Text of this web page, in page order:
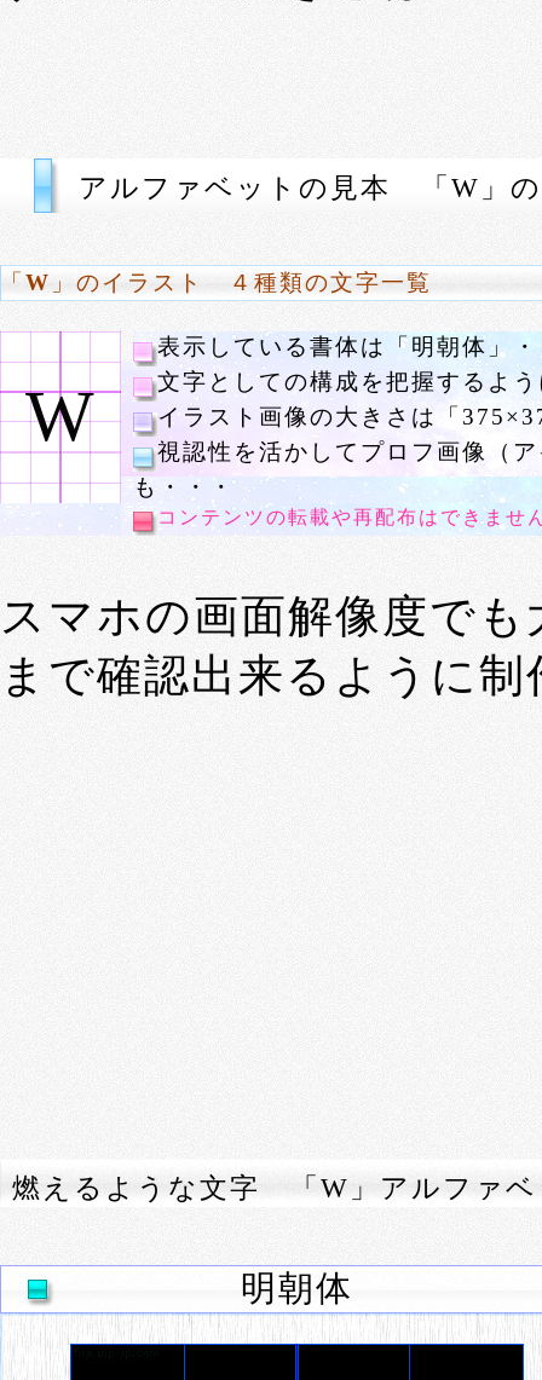
アルファベットの見本 「W」
「 W 」のイラスト ４種類の文字一覧
W
表示している書体は「明朝体」
文字としての構成を把握するよ
イラスト画像の大きさは「
視認性を活かしてプロフ画像（
も・・・
コンテンツの転載や再配布はできませ
スマホの画面解像度で
まで確認出来るように
燃えるような文字 「W」アルファベ
明朝体